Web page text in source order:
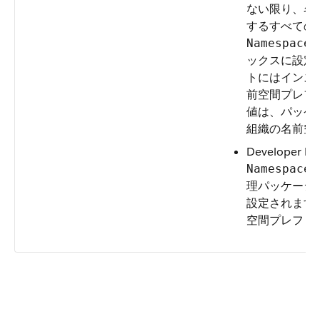
ない限り、名
するすべての
ックスに設
トにはイン
前空間プレフ
値は、パッ
組織の名前空
Developer
理パッケージ
設定されます
空間プレフィ